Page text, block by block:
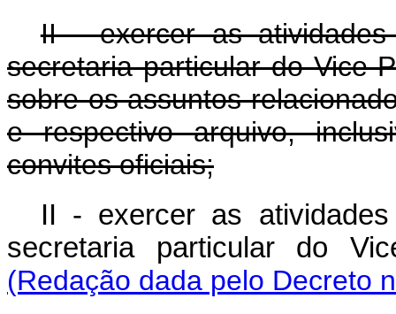
II - exercer as
secretaria particular do Vice-
sobre os assuntos
e respectivo arquivo,
convites oficiais;
II - exercer as
secretaria particular do
(Redação dada pelo Decreto